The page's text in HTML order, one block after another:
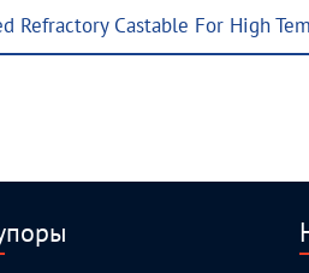
Refractory Castable For High